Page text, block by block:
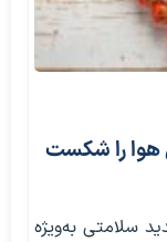
هوا را شکست
سلامتی به‌ویژه